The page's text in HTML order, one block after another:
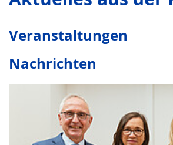
Veranstaltungen
Nachrichten